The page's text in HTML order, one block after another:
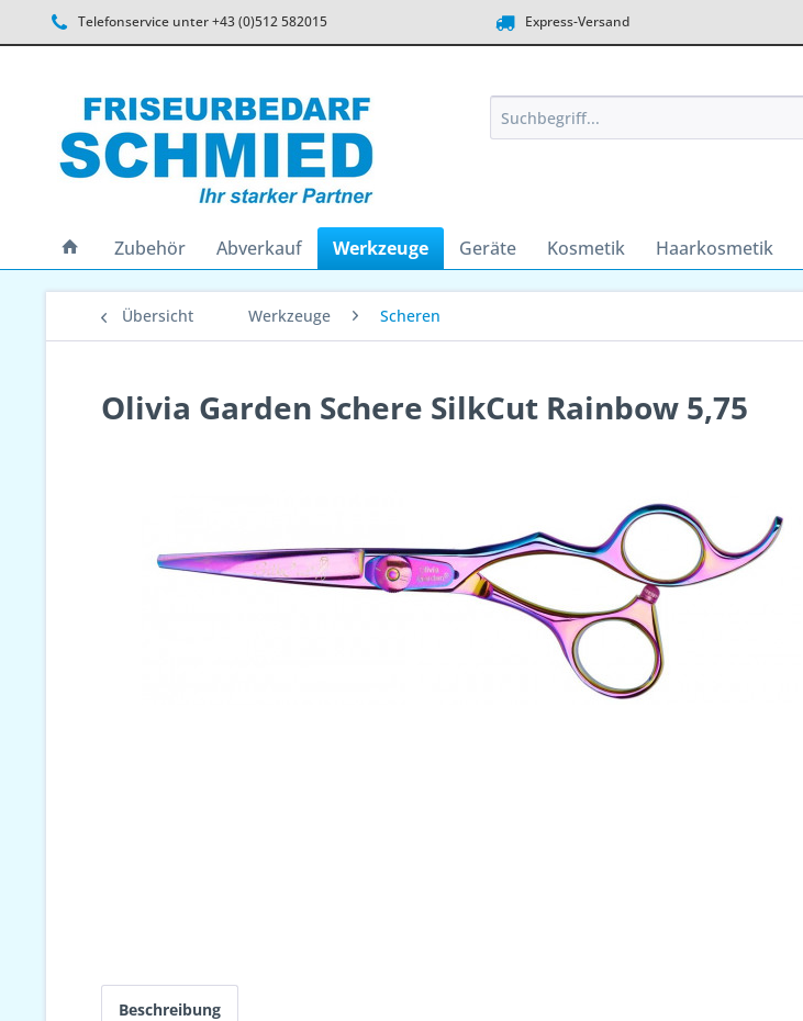
Telefonservice unter +43 (0)512 582015 Express-Versand
Zubehör Abverkauf Werkzeuge Geräte Kosmetik Haarkosmetik
Übersicht Werkzeuge Scheren
Olivia Garden Schere SilkCut Rainbow 5,75
Beschreibung